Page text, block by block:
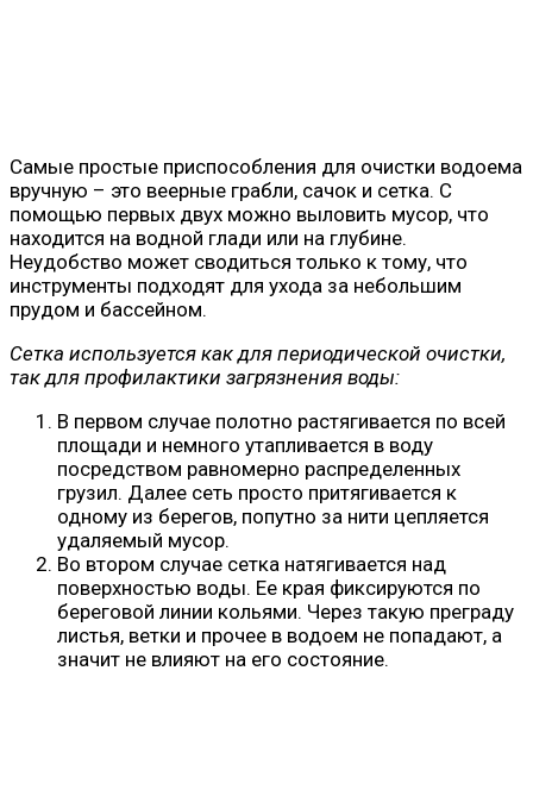
Самые простые приспособления для очистки водоема
вручную – это веерные грабли, сачок и сетка. С
помощью первых двух можно выловить мусор, что
находится на водной глади или на глубине.
Неудобство может сводиться только к тому, что
инструменты подходят для ухода за небольшим
прудом и бассейном.
Сетка используется как для периодической очистки,
так для профилактики загрязнения воды:
В первом случае полотно растягивается по всей
площади и немного утапливается в воду
посредством равномерно распределенных
грузил. Далее сеть просто притягивается к
одному из берегов, попутно за нити цепляется
удаляемый мусор.
Во втором случае сетка натягивается над
поверхностью воды. Ее края фиксируются по
береговой линии кольями. Через такую преграду
листья, ветки и прочее в водоем не попадают, а
значит не влияют на его состояние.